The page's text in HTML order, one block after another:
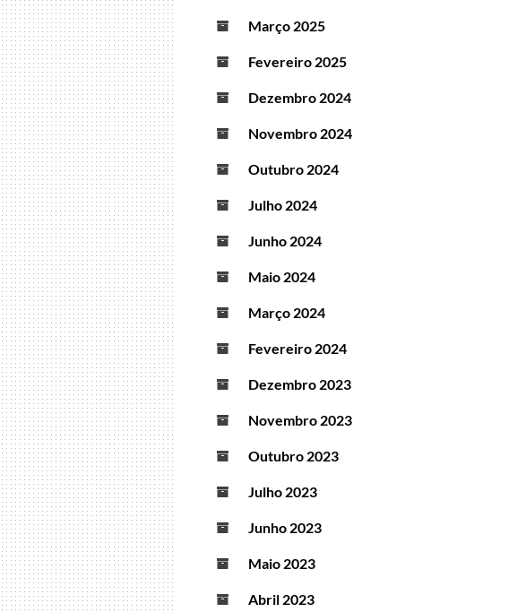
Março 2025
Fevereiro 2025
Dezembro 2024
Novembro 2024
Outubro 2024
Julho 2024
Junho 2024
Maio 2024
Março 2024
Fevereiro 2024
Dezembro 2023
Novembro 2023
Outubro 2023
Julho 2023
Junho 2023
Maio 2023
Abril 2023